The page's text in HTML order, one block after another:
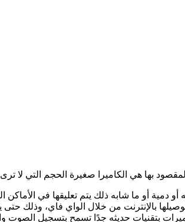
بها هي الكاميرا صغيرة الحجم التي لا
دمية أو ما شابه ذلك يتم تعليقها في الأماكن
بالإنترنت من خلال الواي فاي، وذلك
بتقنيات حديثه جدًا تسمح بتسجيل الصوت